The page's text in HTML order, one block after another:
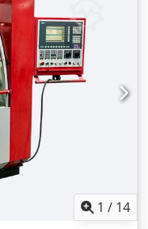
1 / 14